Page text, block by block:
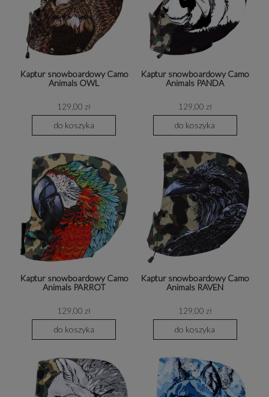
Kaptur snowboardowy Camo
Animals OWL
129,00 zł
do koszyka
Kaptur snowboardowy Camo
Animals PANDA
129,00 zł
do koszyka
Kaptur snowboardowy Camo
Animals PARROT
129,00 zł
do koszyka
Kaptur snowboardowy Camo
Animals RAVEN
129,00 zł
do koszyka